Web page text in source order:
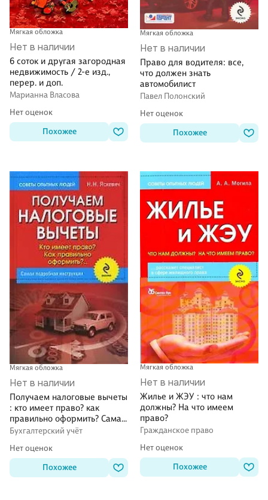
Мягкая обложка
Нет в наличии
6 соток и другая загородная
недвижимость / 2-е изд.,
перер. и доп.
Марианна Власова
Нет оценок
Похожее
Мягкая обложка
Нет в наличии
Право для водителя: все,
что должен знать
автомобилист
Павел Полонский
Нет оценок
Похожее
Мягкая обложка
Нет в наличии
Получаем налоговые вычеты
: кто имеет право? как
правильно оформить? Самая
подробная инструкция
Бухгалтерский учёт
Нет оценок
Похожее
Мягкая обложка
Нет в наличии
Жилье и ЖЭУ : что нам
должны? На что имеем
право?
Гражданское право
Нет оценок
Похожее